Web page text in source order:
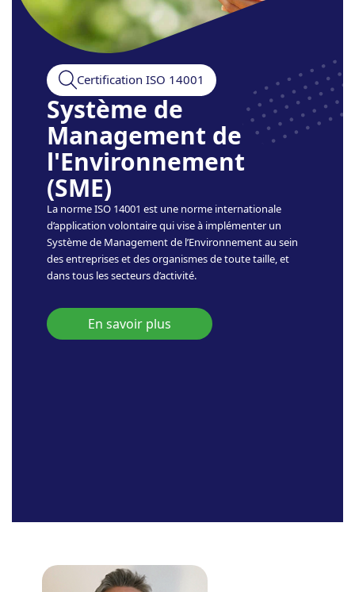
Certification ISO 14001
Système de
Management de
l'Environnement
(SME)
La norme ISO 14001 est une norme internationale
d’application volontaire qui vise à implémenter un
Système de Management de l’Environnement au sein
des entreprises et des organismes de toute taille, et
dans tous les secteurs d’activité.
En savoir plus